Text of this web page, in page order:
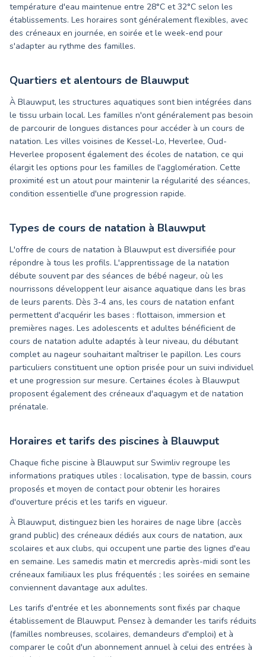
température d'eau maintenue entre 28°C et 32°C selon les
établissements. Les horaires sont généralement flexibles, avec
des créneaux en journée, en soirée et le week-end pour
s'adapter au rythme des familles.
Quartiers et alentours de Blauwput
À Blauwput, les structures aquatiques sont bien intégrées dans
le tissu urbain local. Les familles n'ont généralement pas besoin
de parcourir de longues distances pour accéder à un cours de
natation. Les villes voisines de Kessel-Lo, Heverlee, Oud-
Heverlee proposent également des écoles de natation, ce qui
élargit les options pour les familles de l'agglomération. Cette
proximité est un atout pour maintenir la régularité des séances,
condition essentielle d'une progression rapide.
Types de cours de natation à Blauwput
L'offre de cours de natation à Blauwput est diversifiée pour
répondre à tous les profils. L'apprentissage de la natation
débute souvent par des séances de bébé nageur, où les
nourrissons développent leur aisance aquatique dans les bras
de leurs parents. Dès 3-4 ans, les cours de natation enfant
permettent d'acquérir les bases : flottaison, immersion et
premières nages. Les adolescents et adultes bénéficient de
cours de natation adulte adaptés à leur niveau, du débutant
complet au nageur souhaitant maîtriser le papillon. Les cours
particuliers constituent une option prisée pour un suivi individuel
et une progression sur mesure. Certaines écoles à Blauwput
proposent également des créneaux d'aquagym et de natation
prénatale.
Horaires et tarifs des piscines à Blauwput
Chaque fiche piscine à Blauwput sur Swimliv regroupe les
informations pratiques utiles : localisation, type de bassin, cours
proposés et moyen de contact pour obtenir les horaires
d'ouverture précis et les tarifs en vigueur.
À Blauwput, distinguez bien les horaires de nage libre (accès
grand public) des créneaux dédiés aux cours de natation, aux
scolaires et aux clubs, qui occupent une partie des lignes d'eau
en semaine. Les samedis matin et mercredis après-midi sont les
créneaux familiaux les plus fréquentés ; les soirées en semaine
conviennent davantage aux adultes.
Les tarifs d'entrée et les abonnements sont fixés par chaque
établissement de Blauwput. Pensez à demander les tarifs réduits
(familles nombreuses, scolaires, demandeurs d'emploi) et à
comparer le coût d'un abonnement annuel à celui des entrées à